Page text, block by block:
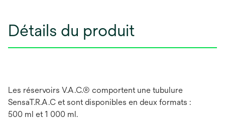
Détails du produit
Les réservoirs V.A.C.® comportent une tubulure
SensaT.R.A.C et sont disponibles en deux formats :
500 ml et 1 000 ml.